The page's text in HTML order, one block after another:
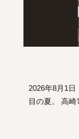
2026年8月1
目の夏。 高崎